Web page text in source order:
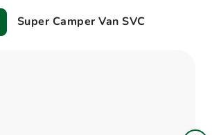
Super Camper Van SVC